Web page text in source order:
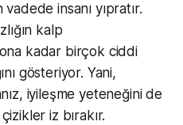
insanı yıpratır.
kalp
kadar birçok ciddi
gösteriyor. Yani,
iyileşme yeteneğini de
iz bırakır.